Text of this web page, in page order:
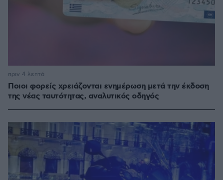
Ποιοι φορείς χρειάζονται ενημέρωση μετά την έκδοση
της νέας ταυτότητας, αναλυτικός οδηγός
πριν 4 λεπτά